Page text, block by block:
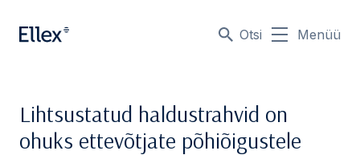
Otsi Menüü
Lihtsustatud haldustrahvid on
ohuks ettevõtjate põhiõigustele